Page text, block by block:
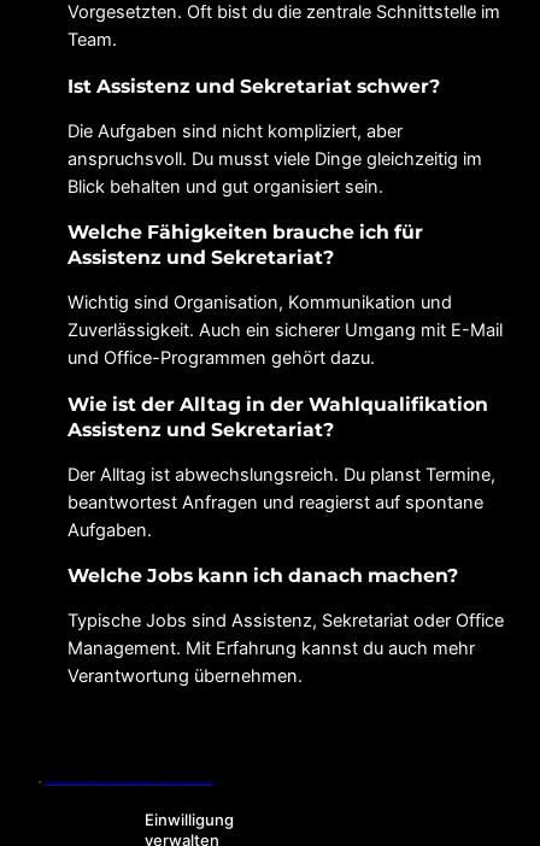
Einwilligung
verwalten
Vorgesetzten. Oft bist du die zentrale Schnittstelle im
Team.
Ist Assistenz und Sekretariat schwer?
Die Aufgaben sind nicht kompliziert, aber
anspruchsvoll. Du musst viele Dinge gleichzeitig im
Blick behalten und gut organisiert sein.
Welche Fähigkeiten brauche ich für
Assistenz und Sekretariat?
Wichtig sind Organisation, Kommunikation und
Zuverlässigkeit. Auch ein sicherer Umgang mit E-Mail
und Office-Programmen gehört dazu.
Wie ist der Alltag in der Wahlqualifikation
Assistenz und Sekretariat?
Der Alltag ist abwechslungsreich. Du planst Termine,
beantwortest Anfragen und reagierst auf spontane
Aufgaben.
Welche Jobs kann ich danach machen?
Typische Jobs sind Assistenz, Sekretariat oder Office
Management. Mit Erfahrung kannst du auch mehr
Verantwortung übernehmen.
← Kaufleute für Büromanagement und die Wahlqualifikation – Öffentliche Finanzwirtschaft